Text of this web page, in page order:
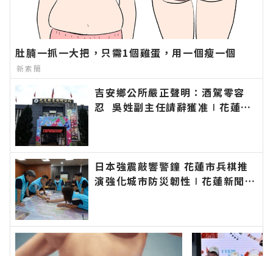
肚腩一抓一大把，只需1個雞蛋，用一個瘦一個
新素簡
吉安鄉公所嚴正聲明：酒駕零容
忍 吳姓副主任請辭獲准∣花蓮新
日本強震敲響警鐘 花蓮市兵棋推
演強化城市防災韌性∣花蓮新聞網